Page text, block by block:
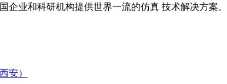
业和科研机构提供世界一流的仿真 技术解决方案
安）